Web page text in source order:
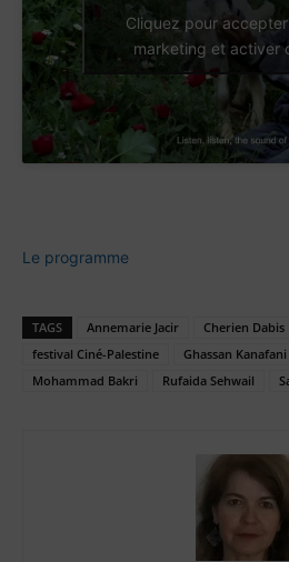
Cliquez pour
marketing et activer
Le programme
TAGS Annemarie Jacir Cherien Dabis
festival Ciné-Palestine
Ghassan Kanafani
Mohammad Bakri
Rufaida Sehwail